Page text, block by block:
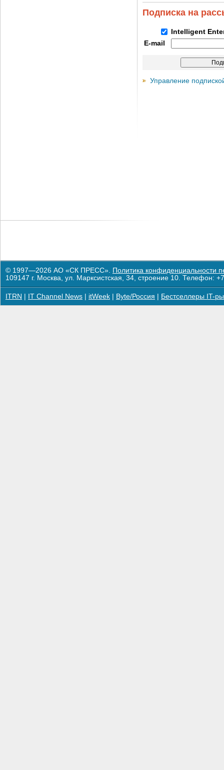
Подписка на
Intelligent
E-mail
Управление
© 1997—2026 АО «СК ПРЕСС». Политика конфиденциальности
109147 г. Москва, ул. Марксистская, 34, строение 10. Телефон:
ITRN IT Channel News itWeek Byte/Россия Бестселлеры IT-